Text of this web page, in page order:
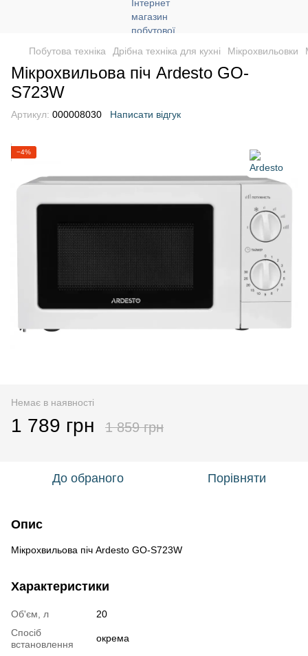
Побутова техніка Дрібна техніка для кухні Мікрохвильовки
Мікрохвильова піч Ardesto GO-
S723W
Артикул: 000008030 Написати відгук
−4%
Немає в наявності
1 789 грн 1 859 грн
До обраного Порівняти
Опис
Мікрохвильова піч Ardesto GO-S723W
Характеристики
Об'єм, л
20
Спосіб
встановлення
окрема